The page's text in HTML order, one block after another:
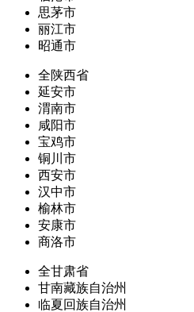
思茅市
丽江市
昭通市
全陕西省
延安市
渭南市
咸阳市
宝鸡市
铜川市
西安市
汉中市
榆林市
安康市
商洛市
全甘肃省
甘南藏族自治州
临夏回族自治州